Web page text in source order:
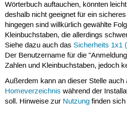
Wörterbuch auftauchen, könnten
deshalb nicht geeignet für ein
hingegen sind willkürlich gewählte
Kleinbuchstaben, die allerdings
Siehe dazu auch das Sicherheits 1x1
Der Benutzername für die
Zahlen und Kleinbuchstaben, jedoch
Außerdem kann an dieser Stelle
Homeverzeichnis während der
soll. Hinweise zur Nutzungfinden sich